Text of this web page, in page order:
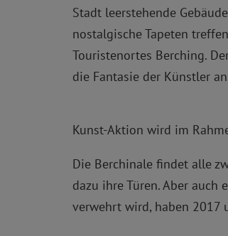
Stadt leerstehende
nostalgische Tapeten
Touristenortes Berching.
die Fantasie der Künstler
Kunst-Aktion wird im
Die Berchinale findet alle
dazu ihre Türen. Aber
verwehrt wird, haben 2017